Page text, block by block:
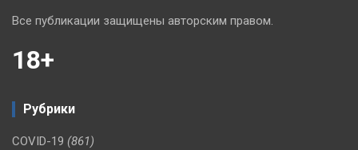
Все публикации защищены авторским правом.
18+
Рубрики
COVID-19 (861)